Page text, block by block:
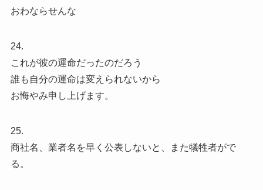
おわならせんな
24.
これが彼の運命だったのだろう
誰も自分の運命は変えられないから
お悔やみ申し上げます。
25.
商社名、業者名を早く公表しないと、また犠牲者がで
る。